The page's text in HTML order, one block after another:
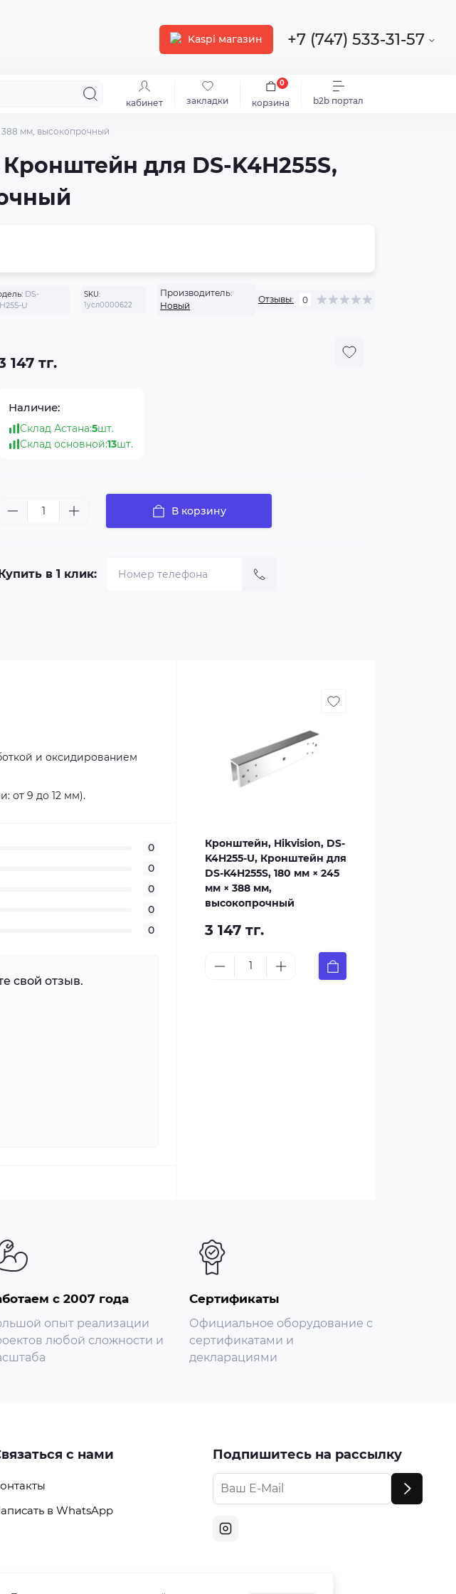
Kaspi магазин +7 (747) 533-31-57
кабинет закладки корзина
0
b2b портал
388 мм, высокопрочный
для DS-K4H255S,
DS-
U
SKU:
1усл0000622
Производитель:
Новый
Отзывы: 0
147 тг.
Наличие:
Склад Астана:5шт.
Склад основной:13шт.
В корзину
в 1 клик:
и оксидированием
от 9 до 12 мм).
0
0
0
0
0
свой отзыв.
Кронштейн, Hikvision, DS-
K4H255-U, Кронштейн для
DS-K4H255S, 180 мм × 245
мм × 388 мм,
высокопрочный
3 147 тг.
с 2007 года
опыт реализации
любой сложности и
Сертификаты
Официальное оборудование с
сертификатами и
декларациями
с нами
в WhatsApp
Подпишитесь на рассылку